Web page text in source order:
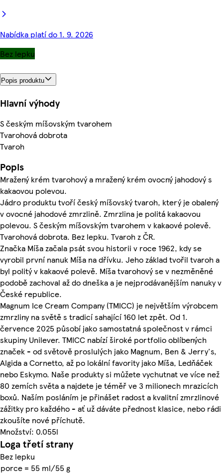
Nabídka platí do 1. 9. 2026
Bez lepku
Popis produktu
Hlavní výhody
S českým míšovským tvarohem
Tvarohová dobrota
Tvaroh
Popis
Mražený krém tvarohový a mražený krém ovocný jahodový s
kakaovou polevou.
Jádro produktu tvoří český míšovský tvaroh, který je obalený
v ovocné jahodové zmrzlině. Zmrzlina je politá kakaovou
polevou. S českým míšovským tvarohem v kakaové polevě.
Tvarohová dobrota. Bez lepku. Tvaroh z ČR.
Značka Míša začala psát svou historii v roce 1962, kdy se
vyrobil první nanuk Míša na dřívku. Jeho základ tvořil tvaroh a
byl politý v kakaové polevě. Míša tvarohový se v nezměněné
podobě zachoval až do dneška a je nejprodávanějším nanuky v
České republice.
Magnum Ice Cream Company (TMICC) je největším výrobcem
zmrzliny na světě s tradicí sahající 160 let zpět. Od 1.
července 2025 působí jako samostatná společnost v rámci
skupiny Unilever. TMICC nabízí široké portfolio oblíbených
značek - od světově proslulých jako Magnum, Ben & Jerry's,
Algida a Cornetto, až po lokální favority jako Míša, Ledňáček
nebo Eskymo. Naše produkty si můžete vychutnat ve více než
80 zemích světa a najdete je téměř ve 3 milionech mrazicích
boxů. Naším posláním je přinášet radost a kvalitní zmrzlinové
zážitky pro každého - ať už dáváte přednost klasice, nebo rádi
zkoušíte nové příchutě.
Množství: 0.055l
Loga třetí strany
Bez lepku
porce = 55 ml/55 g